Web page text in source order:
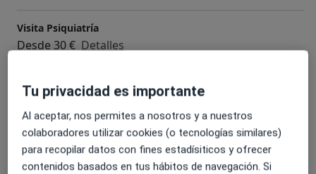
como experiencia realizando informes periciales sobre
todo en casos de incapacidad laboral por enfermedad
psíquica.
Visita Psiquiatría
Desde 30 € Detalles
Evaluación de la competencia
Detalles
Informe pericial psicológico
Detalles
Tu privacidad es importante
Al aceptar, nos permites a nosotros y a nuestros
colaboradores utilizar cookies (o tecnologías similares)
para recopilar datos con fines estadísiticos y ofrecer
contenidos basados en tus hábitos de navegación. Si